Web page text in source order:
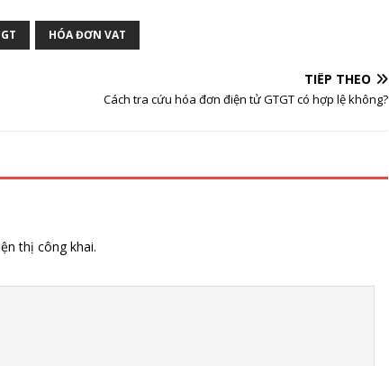
HÓA ĐƠN VAT
TIẾP THEO
Cách tra cứu hóa đơn điện tử GTGT có hợp lệ không?
thị công khai.